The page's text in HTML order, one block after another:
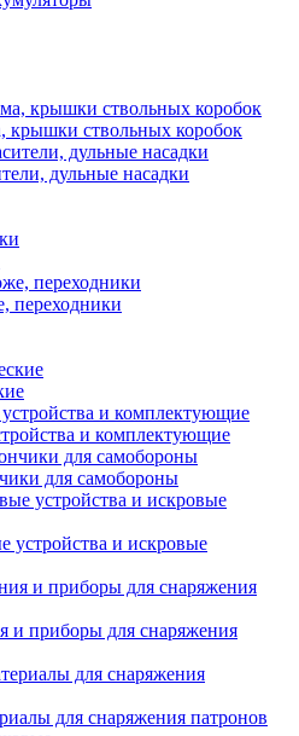
крышки ствольных коробок
дульные насадки
переходники
и комплектующие
для самобороны
устройства и искровые
и приборы для снаряжения
для снаряжения патронов